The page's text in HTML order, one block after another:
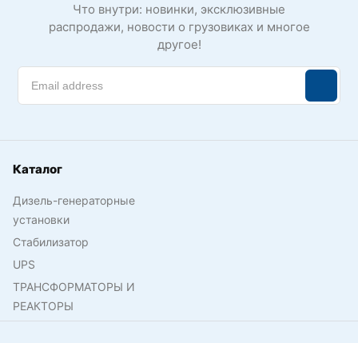
Что внутри: новинки, эксклюзивные
распродажи, новости о грузовиках и многое
другое!
Каталог
Дизель-генераторные
установки
Стабилизатор
UPS
ТРАНСФОРМАТОРЫ И
РЕАКТОРЫ